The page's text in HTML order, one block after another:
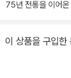
75년 전통을 이어온
집중력과 관찰력
다양한 활동을 통
다. 직선· 곡선 등
이 상품을 구입한